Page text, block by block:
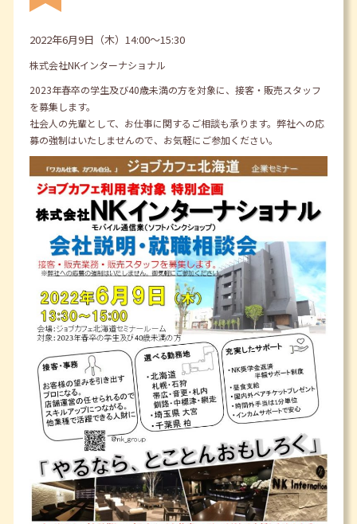
2022年6月9日（木）14:00～15:30
株式会社NKインターナショナル
2023年春卒の学生及び40歳未満の方を対象に、接客・販売スタッフ
を募集します。
社会人の先輩として、お仕事に関するご相談も承ります。弊社への応
募の強制はいたしませんので、お気軽にご参加ください。